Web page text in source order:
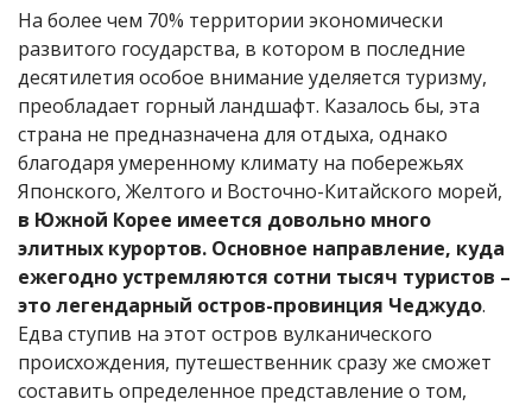
На более чем 70% территории экономически
развитого государства, в котором в последние
десятилетия особое внимание уделяется туризму,
преобладает горный ландшафт. Казалось бы, эта
страна не предназначена для отдыха, однако
благодаря умеренному климату на побережьях
Японского, Желтого и Восточно-Китайского морей,
в Южной Корее имеется довольно много
элитных курортов. Основное направление, куда
ежегодно устремляются сотни тысяч туристов –
это легендарный остров-провинция Чеджудо.
Едва ступив на этот остров вулканического
происхождения, путешественник сразу же сможет
составить определенное представление о том,